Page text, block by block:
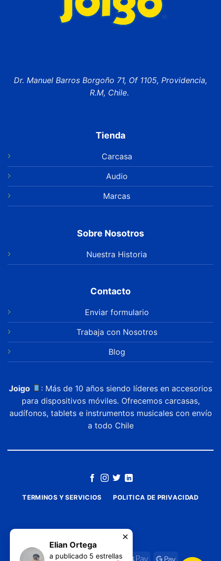
Dr. Manuel Barros Borgoño 71, Of 1105, Providencia,
R.M, Chile.
Tienda
Carcasa
Audio
Marcas
Sobre Nosotros
Nuestra Historia
Contacto
Enviar formulario
Trabaja con Nosotros
Blog
Joigo
: Más de 10 años siendo líderes en accesorios
para dispositivos móviles. Ofrecemos carcasas,
audífonos, tablets e instrumentos musicales con envío
a todo Chile
TERMINOS Y SERVICIOS POLITICA DE PRIVACIDAD
Elian Ortega
a publicado 5 estrellas